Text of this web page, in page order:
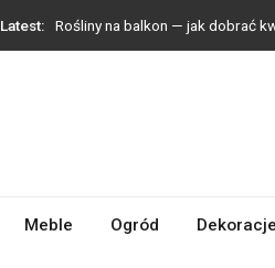
Latest:
Rośliny na balkon — jak dobrać
Grzejniki dekoracyjne —
Zmywarka do małej kuchni —
Turbosprężarki Holset –
Meble Ogród Dekoracje